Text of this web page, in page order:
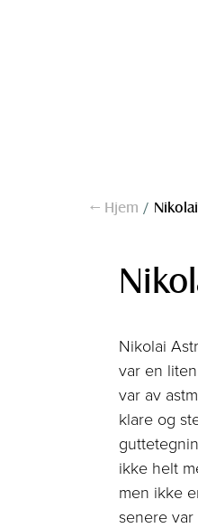
← Hjem /
Nikolai
var en
var av
klare og
ikke helt
men ikke
senere